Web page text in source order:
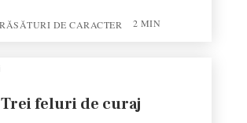
2 MIN
Trei feluri de curaj